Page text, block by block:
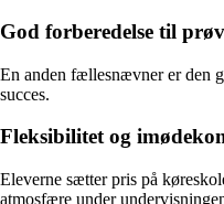
God forberedelse til
En anden fællesnævner er den
succes.
Fleksibilitet og
Eleverne sætter pris på
atmosfære under